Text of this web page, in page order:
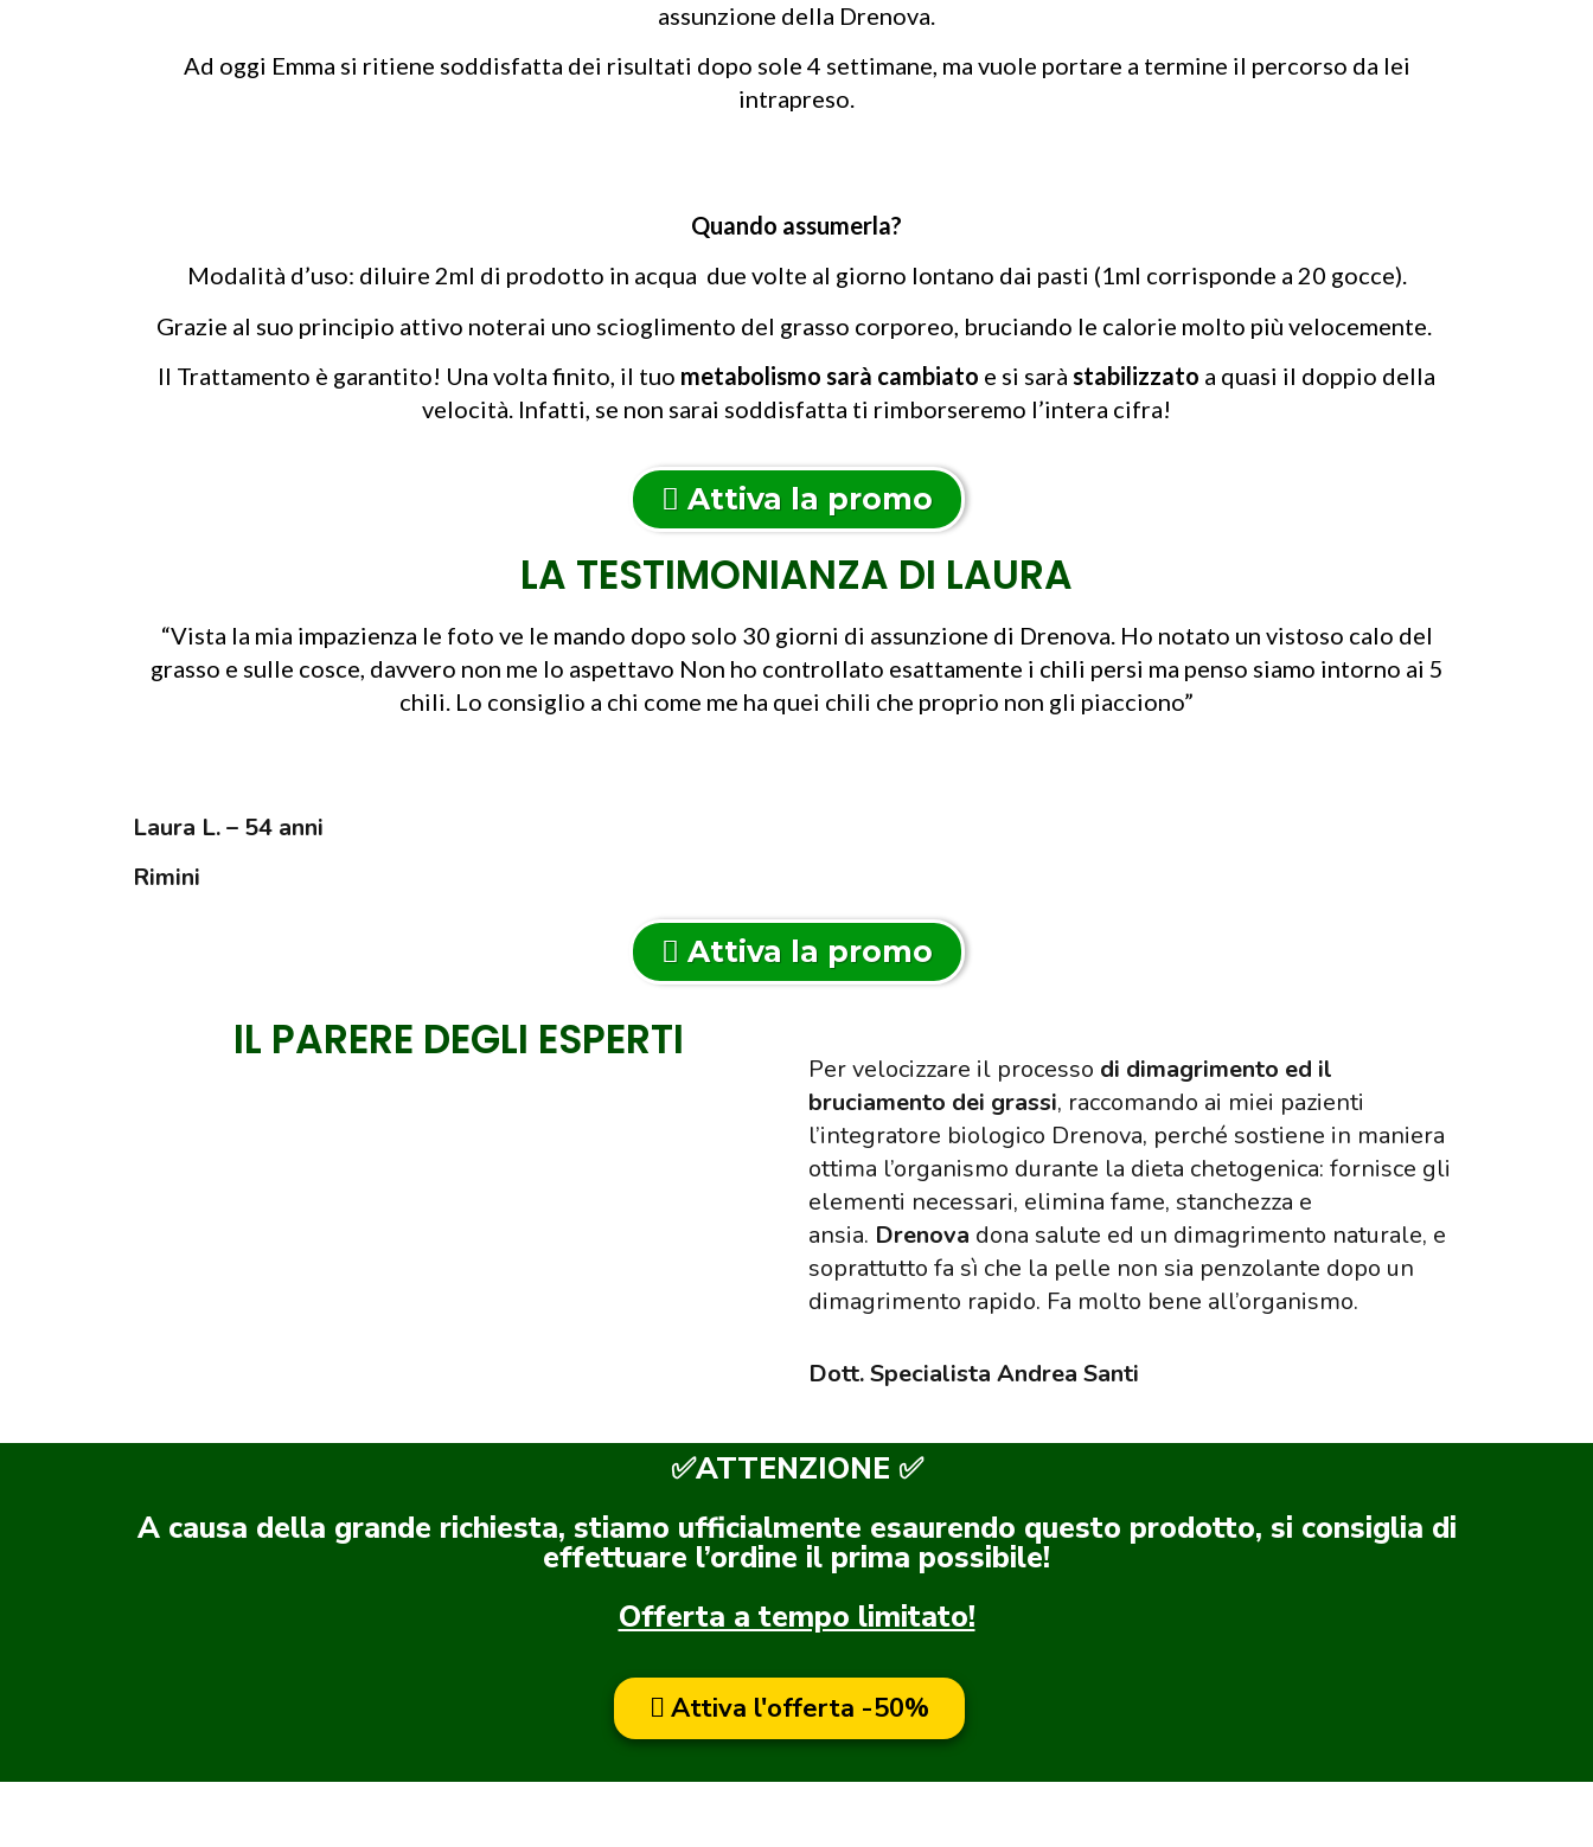
assunzione della Drenova.
Ad oggi Emma si ritiene soddisfatta dei risultati dopo sole 4 settimane, ma vuole portare a termine il percorso da lei
intrapreso.
Quando assumerla?
Modalità d’uso: diluire 2ml di prodotto in acqua due volte al giorno lontano dai pasti (1ml corrisponde a 20 gocce).
Grazie al suo principio attivo noterai uno scioglimento del grasso corporeo, bruciando le calorie molto più velocemente.
Il Trattamento è garantito! Una volta finito, il tuo metabolismo sarà cambiato e si sarà stabilizzato a quasi il doppio della
velocità. Infatti, se non sarai soddisfatta ti rimborseremo l’intera cifra!
Attiva la promo
LA TESTIMONIANZA DI LAURA
“Vista la mia impazienza le foto ve le mando dopo solo 30 giorni di assunzione di Drenova. Ho notato un vistoso calo del
grasso e sulle cosce, davvero non me lo aspettavo Non ho controllato esattamente i chili persi ma penso siamo intorno ai 5
chili. Lo consiglio a chi come me ha quei chili che proprio non gli piacciono”
Laura L. – 54 anni
Rimini
Attiva la promo
IL PARERE DEGLI ESPERTI
Per velocizzare il processo di dimagrimento ed il
bruciamento dei grassi, raccomando ai miei pazienti
l’integratore biologico Drenova, perché sostiene in maniera
ottima l’organismo durante la dieta chetogenica: fornisce gli
elementi necessari, elimina fame, stanchezza e
ansia. Drenova dona salute ed un dimagrimento naturale, e
soprattutto fa sì che la pelle non sia penzolante dopo un
dimagrimento rapido. Fa molto bene all’organismo.
Dott. Specialista Andrea Santi
✅ATTENZIONE ✅
A causa della grande richiesta, stiamo ufficialmente esaurendo questo prodotto, si consiglia di
effettuare l’ordine il prima possibile!
Offerta a tempo limitato!
Attiva l'offerta -50%